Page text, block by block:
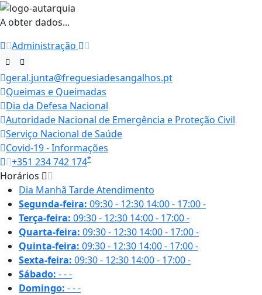
A obter dados...
Administração
geral.junta@freguesiadesangalhos.pt
Queimas e Queimadas
Dia da Defesa Nacional
Autoridade Nacional de Emergência e Proteção Civil
Serviço Nacional de Saúde
Covid-19 - Informações
+351 234 742 174*
Horários
Dia Manhã TardeAtendimento
Segunda-feira: 09:30 - 12:30 14:00 - 17:00-
Terça-feira: 09:30 - 12:30 14:00 - 17:00-
Quarta-feira: 09:30 - 12:30 14:00 - 17:00-
Quinta-feira: 09:30 - 12:30 14:00 - 17:00-
Sexta-feira: 09:30 - 12:30 14:00 - 17:00-
Sábado: ---
Domingo: ---